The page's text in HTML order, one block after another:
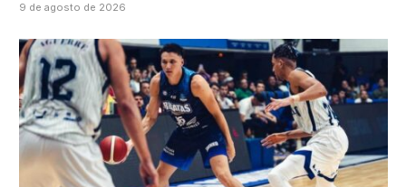
9 de agosto de 2026